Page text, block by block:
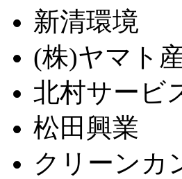
新清環境
(株)ヤマト
北村サービ
松田興業
クリーンカ